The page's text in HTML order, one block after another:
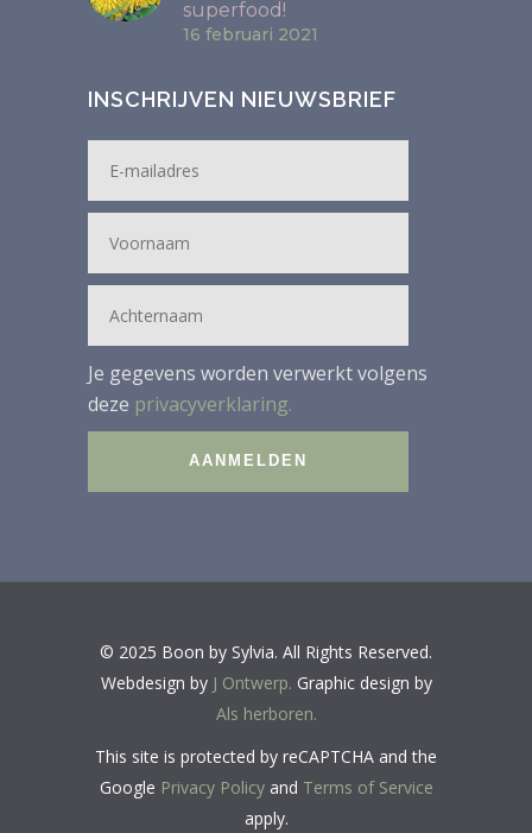
superfood!
16 februari 2021
INSCHRIJVEN NIEUWSBRIEF
Je gegevens worden verwerkt volgens
deze privacyverklaring.
© 2025 Boon by Sylvia. All Rights Reserved.
Webdesign by J Ontwerp. Graphic design by
Als herboren.
This site is protected by reCAPTCHA and the
Google Privacy Policyand Terms of Service
apply.